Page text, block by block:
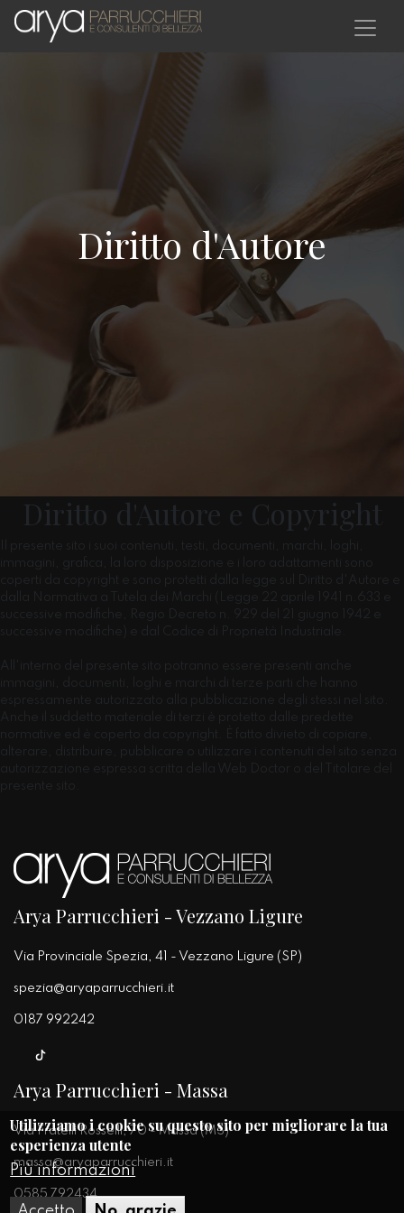
Salta al contenuto principale
Diritto d'Autore
Diritto d'Autore e Copyright
Il presente sito i suoi contenuti, testi, documenti, marchi, loghi,
immagini, grafica, la loro disposizione e i loro adattamenti sono
coperti da copyright e sono protetti dalla legge sul Diritto d'Autore e
dalla Normativa a Tutela dei Marchi (Legge 22 aprile 1941 n.633 e
successive modifiche, Regio Decreto n. 929 del 21 giugno 1942 e
successive modifiche) e dal Codice di Proprietà Industriale.
All'interno del presente sito potranno essere presenti anche
immagini, documenti, loghi e marchi di terze parti che hanno
espressamente autorizzato alla pubblicazione degli stessi nel sito.
Anche il suddetto materiale di terzi è protetto dalle predette
normative ed è coperto da copyright. È fatto divieto di copiare,
alterare, distribuire, pubblicare o utilizzare i contenuti del sito senza
autorizzazione espressa scritta della Web Doctor o del Titolare del
presente sito.
Arya Parrucchieri - Vezzano Ligure
Via Provinciale Spezia, 41 - Vezzano Ligure (SP)
spezia@aryaparrucchieri.it
0187 992242
Arya Parrucchieri - Massa
Via Fratelli Rosselli, 70 - Massa (MS)
massa@aryaparrucchieri.it
0585 792434
Utilizziamo i cookie su questo sito per migliorare la tua
esperienza utente
Più informazioni